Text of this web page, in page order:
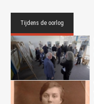
Tijdens de oorlog